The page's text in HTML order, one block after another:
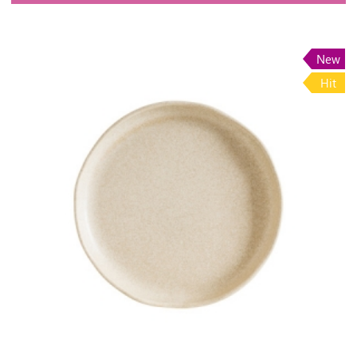
New
Hit